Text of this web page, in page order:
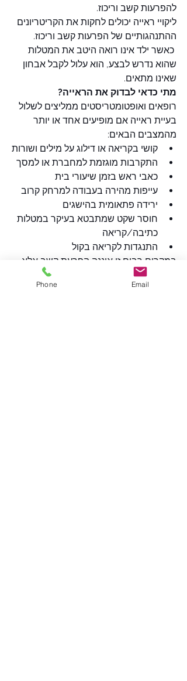
להפרעות קשב וריכוז.
ליקויי ראייה יכולים לחקות את הקריטריונים
ההתנהגותיים של הפרעות קשב וריכוז.
כאשר ילד אינו רואה היטב את המטלות
שהוא נדרש לבצע, הוא עלול לקבל אבחון
שאינו מתאים.
מתי כדאי לבדוק את הראייה?
רופאים ואופטומטריסטים ממליצים לשלול
בעיית ראייה אם מופיעים אחד או יותר
מהמצבים הבאים:
קושי בקריאה או דילוג על מילים ושורות
התקרבות מוגזמת למחברת או למסך
כאבי ראש בזמן שיעורי בית
עייפות מהירה בעבודה למרחק קרוב
ירידה פתאומית בהישגים
חוסר שקט שמתבטא בעיקר במטלות
כתיבה/קריאה
התנגדות לקריאה בקול
במקרים רבים זו איננה הפרעת קשב אלא
ליקוי ראייתי שטרם אותר.
Phone Email